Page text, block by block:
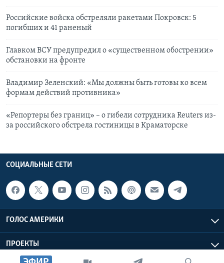
Российские войска обстреляли ракетами Покровск: 5
погибших и 41 раненый
Главком ВСУ предупредил о «существенном обострении»
обстановки на фронте
Владимир Зеленский: «Мы должны быть готовы ко всем
формам действий противника»
«Репортеры без границ» – о гибели сотрудника Reuters из-
за российского обстрела гостиницы в Краматорске
СОЦИАЛЬНЫЕ СЕТИ
ГОЛОС АМЕРИКИ
ПРОЕКТЫ